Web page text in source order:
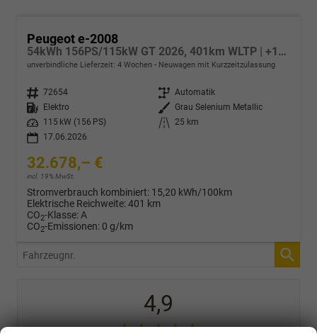
Peugeot e-2008
54kWh 156PS/115kW GT 2026, 401km WLTP | +17" ALU +360-Grad&RFK +Wärmepumpe +Adaptiver Tempomat +Apple CarPlay +SHZ +FULL-LED-Scheinwerfer +Getönte Scheiben
unverbindliche Lieferzeit: 4 Wochen Neuwagen mit Kurzzeitzulassung
Fahrzeugnr. 72654 Getriebe Automatik
Kraftstoff
Elektro Außenfarbe
Grau Selenium Metallic
Leistung
115 kW (156 PS) Kilometerstand
25 km
17.06.2026
32.678,– €
incl. 19% MwSt.
Stromverbrauch kombiniert: 15,20 kWh/100km
Elektrische Reichweite:401 km
CO2-Klasse: A
CO2-Emissionen: 0 g/km
Fahrzeugnr.
4,9